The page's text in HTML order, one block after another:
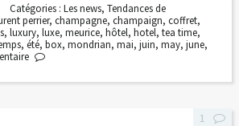
Catégories : Les news, Tendances de
perrier,champagne,champaign,coffret,
, luxury, luxe, meurice, hôtel, hotel, tea time,
, été, box, mondrian, mai, juin, may, june,
1